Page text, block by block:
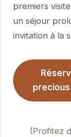
premiers
un séjour
invitation à la
(Profitez